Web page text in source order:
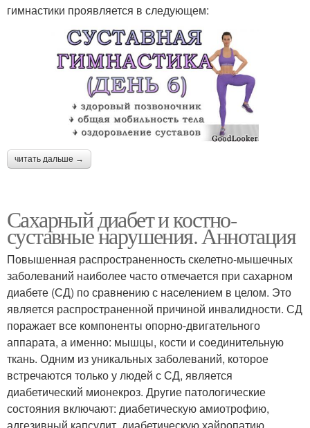
гимнастики проявляется в следующем:
читать дальше →
Сахарный диабет и костно-
суставные нарушения. Аннотация
Повышенная распространенность скелетно-мышечных
заболеваний наиболее часто отмечается при сахарном
диабете (СД) по сравнению с населением в целом. Это
является распространенной причиной инвалидности. СД
поражает все компоненты опорно-двигательного
аппарата, а именно: мышцы, кости и соединительную
ткань. Одним из уникальных заболеваний, которое
встречаются только у людей с СД, является
диабетический мионекроз. Другие патологические
состояния включают: диабетическую амиотрофию,